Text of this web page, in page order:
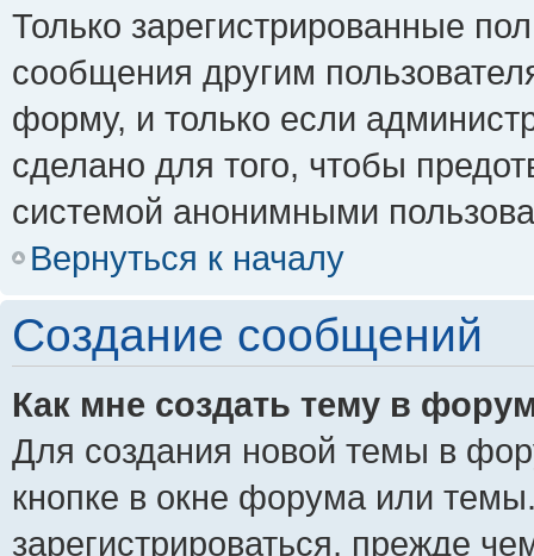
Только зарегистрированные
сообщения другим
форму, и только если
сделано для того, чтобы
системой анонимными
Вернуться к началу
Создание сообщений
Как мне создать тему в
Для создания новой темы в
кнопке в окне форума или
зарегистрироваться, прежде